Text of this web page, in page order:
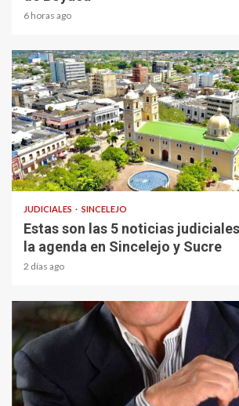
6 horas ago
1 min read
JUDICIALES SINCELEJO
Estas son las 5 noticias
la agenda en Sincelejo y Sucre
2 días ago